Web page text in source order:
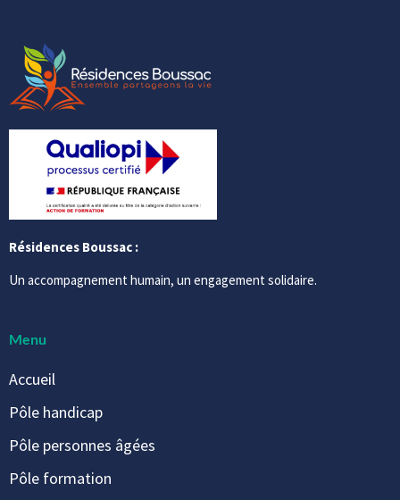
Résidences Boussac :
Un accompagnement humain, un engagement solidaire.
Menu
Accueil
Pôle handicap
Pôle personnes âgées
Pôle formation